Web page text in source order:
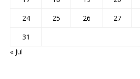
24
25 26 27
31
« Jul